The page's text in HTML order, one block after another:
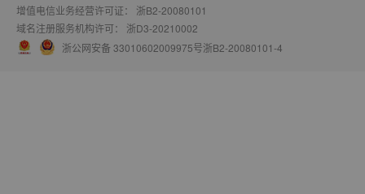
增值电信业务经营许可证： 浙B2-20080101
域名注册服务机构许可： 浙D3-20210002
浙公网安备 33010602009975号浙B2-20080101-4